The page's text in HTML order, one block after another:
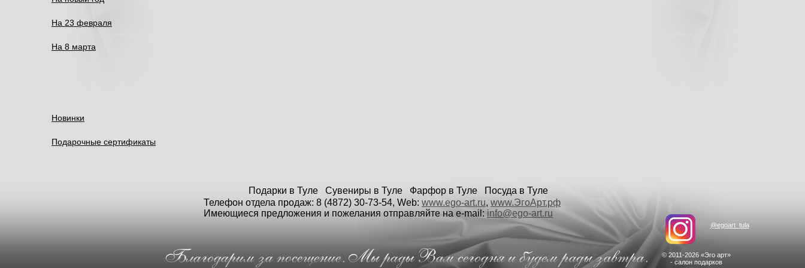
На 23 февраля
На 8 марта
Новинки
Подарочные сертификаты
Подарки в Туле Сувениры в Туле Фарфор в Туле Посуда в Туле
Телефон отдела продаж: 8 (4872) 30-73-54, Web: www.ego-art.ru, www.ЭгоАрт.рф
Имеющиеся предложения и пожелания отправляйте на e-mail: info@ego-art.ru
@egoart_tula
© 2011-2026 «Эго арт»
- салон подарков